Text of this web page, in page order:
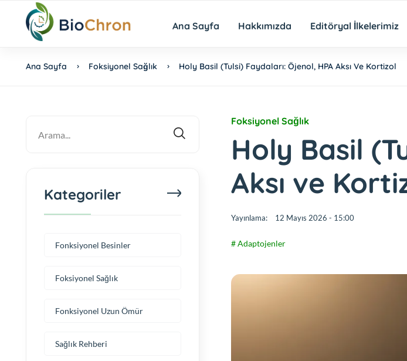
Ana Sayfa Hakkımızda Editöryal İlkelerimiz
Ana Sayfa Foksiyonel Sağlık Holy Basil (Tulsi) Faydaları: Öjenol, HPA Aksı Ve Kortizol
Foksiyonel Sağlık
Holy Basil
Aksı ve
Yayınlama: 12 Mayıs 2026 - 15:00
# Adaptojenler
Kategoriler
Fonksiyonel Besinler
Foksiyonel Sağlık
Fonksiyonel Uzun Ömür
Sağlık Rehberi